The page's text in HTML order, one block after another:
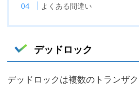
よくある間違い
デッドロック
デッドロックは複数のトランザ